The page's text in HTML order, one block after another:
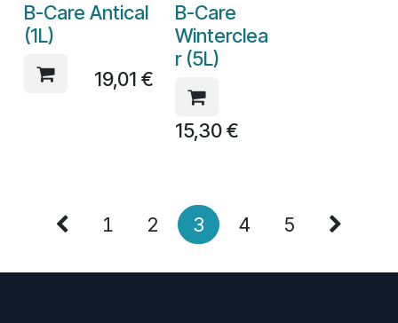
B-Care Antical
(1L)
19,01 €
B-Care
Winterclea
r (5L)
15,30€
1 2 3 4 5